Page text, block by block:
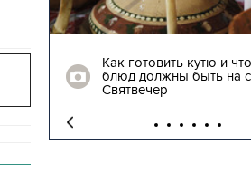
Как готовить кутю и
блюд должны быть на
Святвечер